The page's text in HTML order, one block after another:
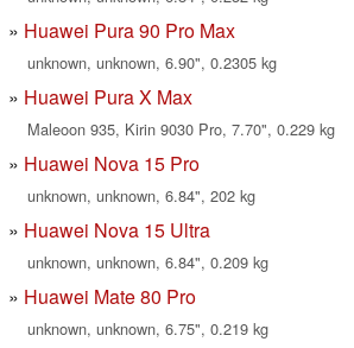
Huawei Pura 90 Pro Max
unknown, unknown, 6.90", 0.2305 kg
Huawei Pura X Max
Maleoon 935, Kirin 9030 Pro, 7.70", 0.229 kg
Huawei Nova 15 Pro
unknown, unknown, 6.84", 202 kg
Huawei Nova 15 Ultra
unknown, unknown, 6.84", 0.209 kg
Huawei Mate 80 Pro
unknown, unknown, 6.75", 0.219 kg